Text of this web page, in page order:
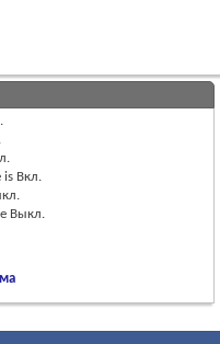
is Вкл.
Выкл.